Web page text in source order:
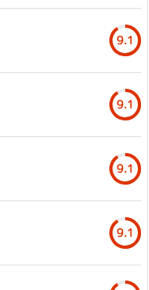
9.1
9.1
9.1
9.1